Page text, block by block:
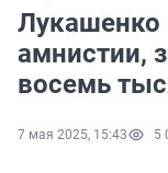
Лукашенко
амнистии,
восемь
7 мая 2025, 15:43 5